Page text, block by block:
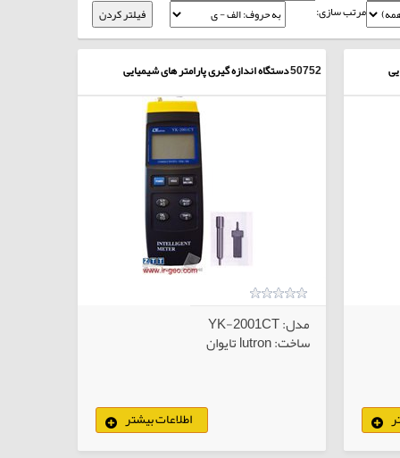
مرتب سازی:
50752دستگاه اندازه گیری پارامتر های شیمیایی
مدل: YK-2001CT
ساخت: lutron تایوان
اطلاعات بیشتر انتخابی